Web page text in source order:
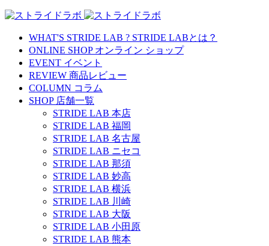
WHAT'S STRIDE LAB ? STRIDE LABとは？
ONLINE SHOP オンライン ショップ
EVENT イベント
REVIEW 商品レビュー
COLUMN コラム
SHOP 店舗一覧
STRIDE LAB 本店
STRIDE LAB 福岡
STRIDE LAB 名古屋
STRIDE LAB ニセコ
STRIDE LAB 那須
STRIDE LAB 妙高
STRIDE LAB 横浜
STRIDE LAB 川崎
STRIDE LAB 大阪
STRIDE LAB 小田原
STRIDE LAB 熊本